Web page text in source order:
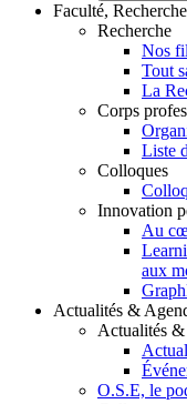
Faculté,
Recherche
Nos
Tout
La
Corps
Liste
Colloques
Innovation
Au
aux
Actualités &
Actualités &
O.S.E, le